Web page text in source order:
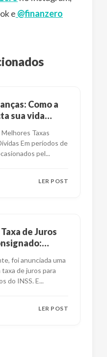
e @finanzero
Como a
sua vida
Taxas
Em períodos de
pel...
LER POST
de Juros
foi anunciada uma
de juros para
do INSS. E...
LER POST